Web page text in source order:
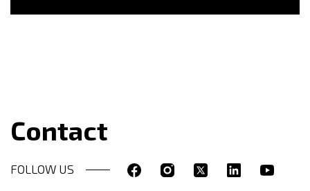
Contact
FOLLOW US